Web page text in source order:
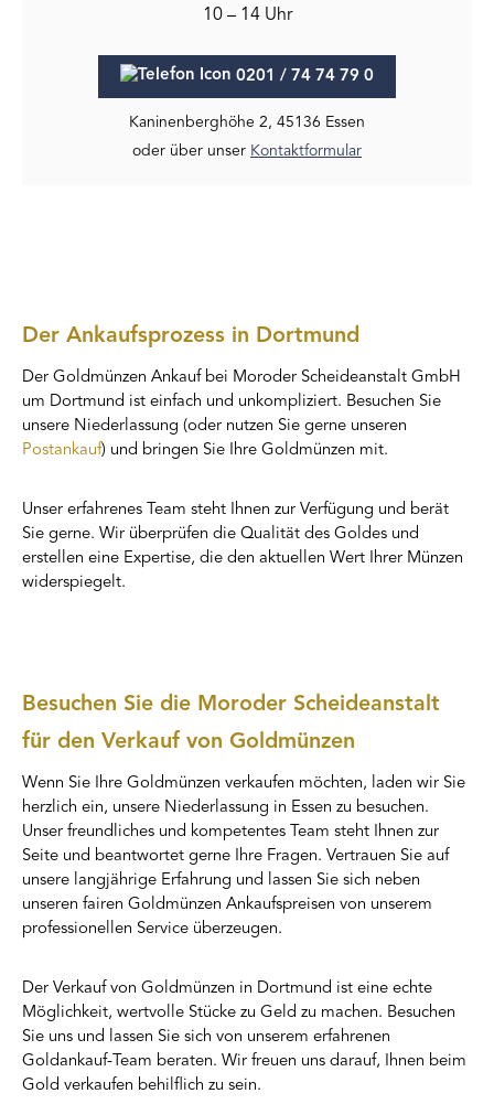
10 – 14 Uhr
0201 / 74 74 79 0
Kaninenberghöhe 2, 45136 Essen
oder über unser Kontaktformular
Der Ankaufsprozess in Dortmund
Der Goldmünzen Ankauf bei Moroder Scheideanstalt GmbH
um Dortmund ist einfach und unkompliziert. Besuchen Sie
unsere Niederlassung (oder nutzen Sie gerne unseren
Postankauf) und bringen Sie Ihre Goldmünzen mit.
Unser erfahrenes Team steht Ihnen zur Verfügung und berät
Sie gerne. Wir überprüfen die Qualität des Goldes und
erstellen eine Expertise, die den aktuellen Wert Ihrer Münzen
widerspiegelt.
Besuchen Sie die Moroder Scheideanstalt
für den Verkauf von Goldmünzen
Wenn Sie Ihre Goldmünzen verkaufen möchten, laden wir Sie
herzlich ein, unsere Niederlassung in Essen zu besuchen.
Unser freundliches und kompetentes Team steht Ihnen zur
Seite und beantwortet gerne Ihre Fragen. Vertrauen Sie auf
unsere langjährige Erfahrung und lassen Sie sich neben
unseren fairen Goldmünzen Ankaufspreisen von unserem
professionellen Service überzeugen.
Der Verkauf von Goldmünzen in Dortmund ist eine echte
Möglichkeit, wertvolle Stücke zu Geld zu machen. Besuchen
Sie uns und lassen Sie sich von unserem erfahrenen
Goldankauf-Team beraten. Wir freuen uns darauf, Ihnen beim
Gold verkaufen behilflich zu sein.